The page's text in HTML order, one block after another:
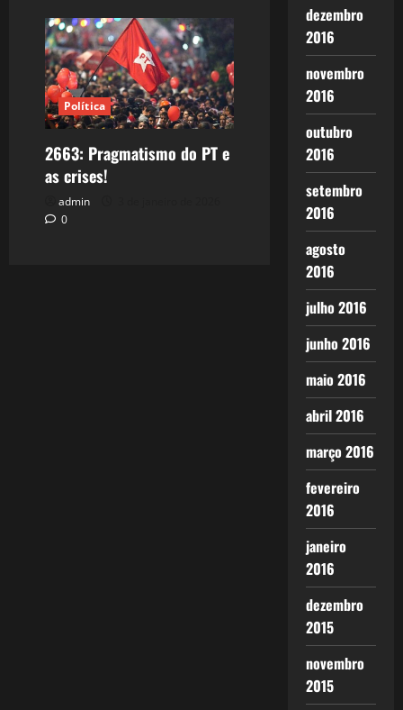
Política
2663: Pragmatismo do PT e
as crises!
admin
0
dezembro
2016
novembro
2016
outubro
2016
setembro
2016
agosto
2016
julho 2016
junho 2016
maio 2016
abril 2016
março 2016
fevereiro
2016
janeiro
2016
dezembro
2015
novembro
2015